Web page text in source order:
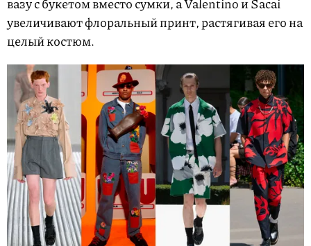
вазу с букетом вместо сумки, а Valentino и Sacai
увеличивают флоральный принт, растягивая его на
целый костюм.